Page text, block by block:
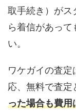
取手続き）がス
ら着信があっ
い。
ワケガイの査
応、無料で査定
った場合も費用